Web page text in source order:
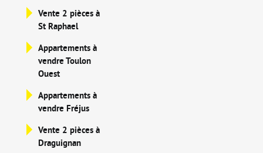
Vente 2 pièces à
St Raphael
Appartements à
vendre Toulon
Ouest
Appartements à
vendre Fréjus
Vente 2 pièces à
Draguignan